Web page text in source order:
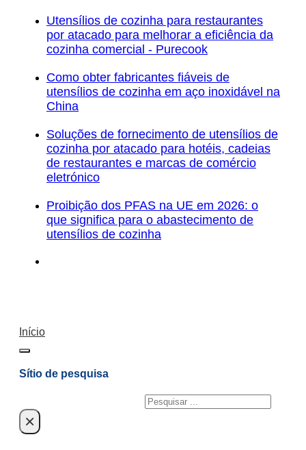
Utensílios de cozinha para restaurantes
por atacado para melhorar a eficiência da
cozinha comercial - Purecook
Como obter fabricantes fiáveis de
utensílios de cozinha em aço inoxidável na
China
Soluções de fornecimento de utensílios de
cozinha por atacado para hotéis, cadeias
de restaurantes e marcas de comércio
eletrónico
Proibição dos PFAS na UE em 2026: o
que significa para o abastecimento de
utensílios de cozinha
Início
Sítio de pesquisa
Pesquisar
×